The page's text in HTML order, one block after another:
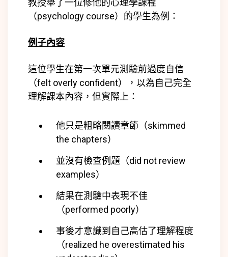
（psychology course）的學生為例：
例子內容
這位學生在第一次單元測驗前過度自信
（felt overly confident），以為自己完全
理解課本內容，但實際上：
他只是粗略閱讀章節（skimmed
the chapters）
並沒有檢查例題（did not review
examples）
結果在測驗中表現不佳
（performed poorly）
事後才意識到自己高估了理解程度
（realized he overestimated his